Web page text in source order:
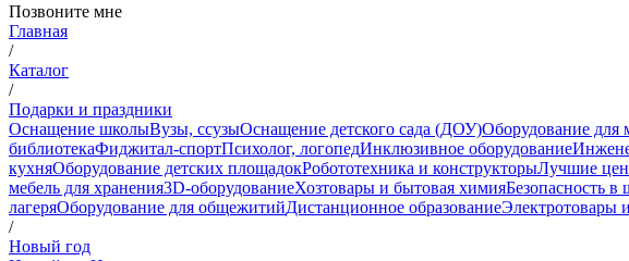
Позвоните мне
Главная
/
Каталог
/
Подарки и праздники
Оснащение школыВузы, ссузыОснащение детского сада (ДОУ)Оборудование для
библиотекаФиджитал-спортПсихолог, логопедИнклюзивное оборудование
кухняОборудование детских площадокРобототехника и конструкторыЛучшие
мебель для хранения3D-оборудованиеХозтовары и бытовая химияБезопасность
лагеряОборудование для общежитийДистанционное образованиеЭлектротовары
/
Новый год